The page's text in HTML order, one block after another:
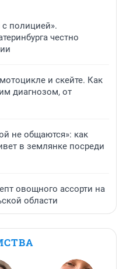
полицией».
честно
и скейте. Как
диагнозом, от
не общаются»: как
в землянке посреди
овощного ассорти на
области